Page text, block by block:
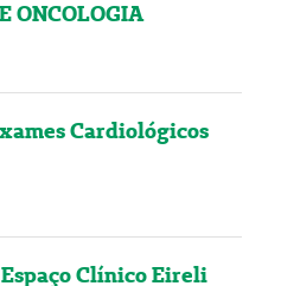
ONCOLOGIA
Cardiológicos
Clínico Eireli